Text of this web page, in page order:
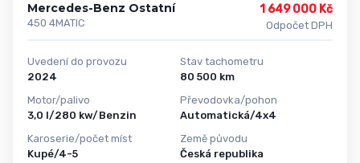
Mercedes-Benz Ostatní
450 4MATIC
1 649 000 Kč
Odpočet DPH
Uvedení do provozu
2024
Motor/palivo
3,0 l/280 kw/Benzin
Karoserie/počet míst
Kupé/4-5
Stav tachometru
80 500 km
Převodovka/pohon
Automatická/4x4
Země původu
Česká republika